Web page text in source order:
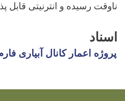
ناوقت رسیده و انترنیتی قابل
اسناد
پروژه اعمار کانال آبیاری